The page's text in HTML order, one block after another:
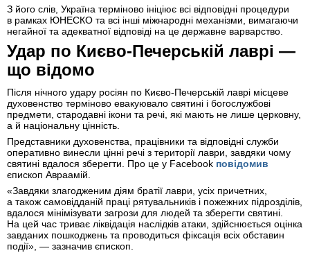
З його слів, Україна терміново ініціює всі відповідні процедури
в рамках ЮНЕСКО та всі інші міжнародні механізми, вимагаючи
негайної та адекватної відповіді на це державне варварство.
Удар по Києво-Печерській лаврі —
що відомо
Після нічного удару росіян по Києво-Печерській лаврі місцеве
духовенство терміново евакуювало святині і богослужбові
предмети, стародавні ікони та речі, які мають не лише церковну,
а й національну цінність.
Представники духовенства, працівники та відповідні служби
оперативно винесли цінні речі з території лаври, завдяки чому
святині вдалося зберегти. Про це у Facebook повідомив
єпископ Авраамій.
«Завдяки злагодженим діям братії лаври, усіх причетних,
а також самовідданій праці рятувальників і пожежних підрозділів,
вдалося мінімізувати загрози для людей та зберегти святині.
На цей час триває ліквідація наслідків атаки, здійснюється оцінка
завданих пошкоджень та проводиться фіксація всіх обставин
події», — зазначив єпископ.